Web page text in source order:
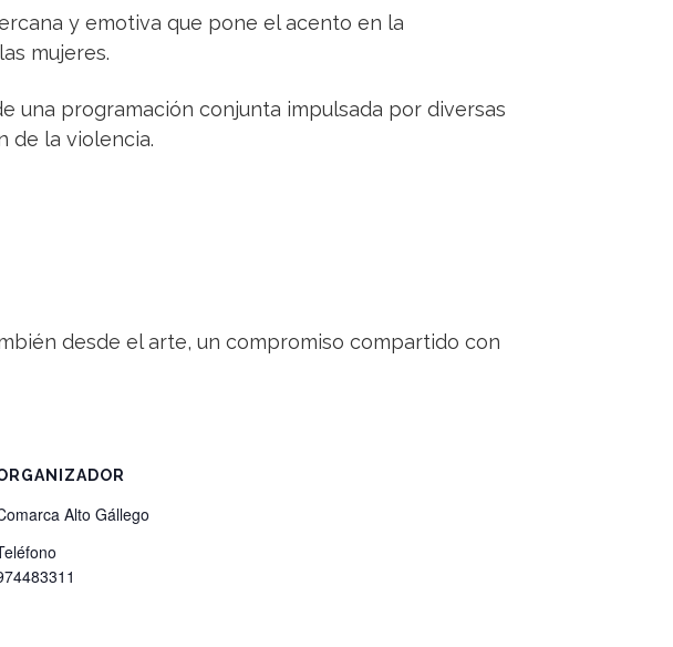
y emotiva que pone el acento en la
mujeres.
una programación conjunta impulsada por diversas
de la violencia.
desde el arte, un compromiso compartido con
Alto Gállego